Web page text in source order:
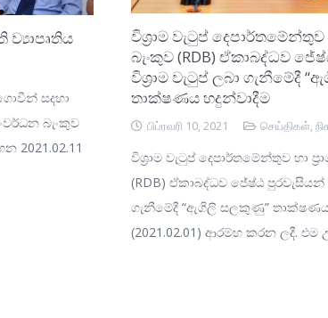
ව්‍යාපෘතිය
සදහා
බැංකුව
2021.02.11
විශ්‍රාම වැටුප් දෙපාර්තමේන්තුව
බැංකුව (RDB) ඒකාබද්ධව
විශ්‍රාම වැටුප් ලබා ගැනීමේදී
තාක්ෂණය හදුන්වාදීම
பிப்ரவரி 10, 2021 செய்திகள்,
විශ්‍රාම වැටුප් දෙපාර්තමේන්තුව හා
(RDB) ඒකාබද්ධව ජේෂ්ඨ පුරවැසියන්
ගැනීමේදී “ඇගිලි සලකුණු” තාක්ෂණය
(2021.02.01) ආරම්භ කරන ලදී. එම